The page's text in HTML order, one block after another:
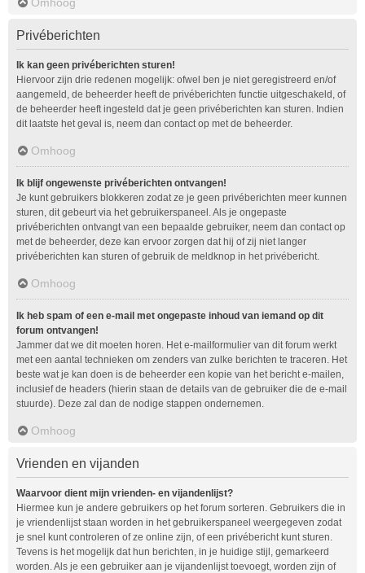
Privéberichten
Ik kan geen privéberichten sturen!
Hiervoor zijn drie redenen mogelijk: ofwel ben je niet geregistreerd en/of
aangemeld, de beheerder heeft de privéberichten functie uitgeschakeld, of
de beheerder heeft ingesteld dat je geen privéberichten kan sturen. Indien
dit laatste het geval is, neem dan contact op met de beheerder.
Omhoog
Ik blijf ongewenste privéberichten ontvangen!
Je kunt gebruikers blokkeren zodat ze je geen privéberichten meer kunnen
sturen, dit gebeurt via het gebruikerspaneel. Als je ongepaste
privéberichten ontvangt van een bepaalde gebruiker, neem dan contact op
met de beheerder, deze kan ervoor zorgen dat hij of zij niet langer
privéberichten kan sturen of gebruik de meldknop in het privébericht.
Omhoog
Ik heb spam of een e-mail met ongepaste inhoud van iemand op dit
forum ontvangen!
Jammer dat we dit moeten horen. Het e-mailformulier van dit forum werkt
met een aantal technieken om zenders van zulke berichten te traceren. Het
beste wat je kan doen is de beheerder een kopie van het bericht e-mailen,
inclusief de headers (hierin staan de details van de gebruiker die de e-mail
stuurde). Deze zal dan de nodige stappen ondernemen.
Omhoog
Vrienden en vijanden
Waarvoor dient mijn vrienden- en vijandenlijst?
Hiermee kun je andere gebruikers op het forum sorteren. Gebruikers die in
je vriendenlijst staan worden in het gebruikerspaneel weergegeven zodat
je snel kunt controleren of ze online zijn, of een privébericht kunt sturen.
Tevens is het mogelijk dat hun berichten, in je huidige stijl, gemarkeerd
worden. Als je een gebruiker aan je vijandenlijst toevoegt, worden zijn of